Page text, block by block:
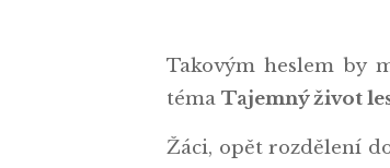
Takovým heslem by
téma Tajemný život
Žáci, opět rozdělení